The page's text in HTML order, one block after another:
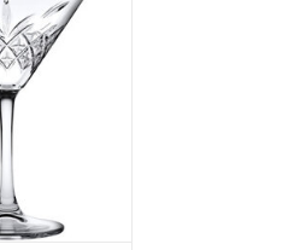
WINKELWAGEN